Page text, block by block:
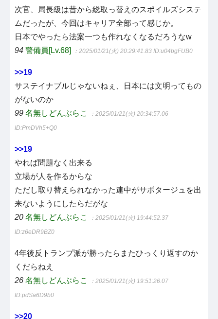
次官、局長級は昔から総取っ替えのスポイルズシステ
ムだったが、今回はキャリア全部って感じか。
日本でやったら法案一つも作れなくなるだろうなw
94 警備員[Lv.68] ：2025/01/21(火) 20:29:41.83 ID:u04bgFUB0
>>19
サステイナブルじゃないねぇ、日本には文明ってもの
がないのか
99 名無しどんぶらこ ：2025/01/21(火) 20:34:57.06
ID:PmDVh5+Q0
>>19
やれば問題なく出来る
立場が人を作るからな
ただし取り替えられなかった連中がサボタージュを出
来ないようにしたらだがな
20 名無しどんぶらこ ：2025/01/21(火) 19:44:52.37
ID:z6eDR9BZ0
4年後反トランプ派が勝ったらまたひっくり返すのか
くだらねえ
26 名無しどんぶらこ ：2025/01/21(火) 19:51:26.07
ID:pdSa6D9b0
>>20